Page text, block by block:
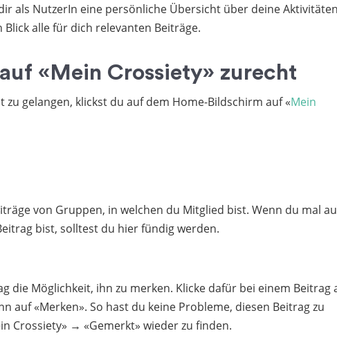
als NutzerIn eine persönliche Übersicht über deine Aktivitäten
alle für dich relevanten Beiträge.
«Mein Crossiety» zurecht
gelangen, klickst du auf dem Home-Bildschirm auf «Mein
von Gruppen, in welchen du Mitglied bist. Wenn du mal
bist, solltest du hier fündig werden.
die Möglichkeit, ihn zu merken. Klicke dafür bei einem Beitrag
auf «Merken». So hast du keine Probleme, diesen Beitrag zu
Crossiety» → «Gemerkt» wieder zu finden.